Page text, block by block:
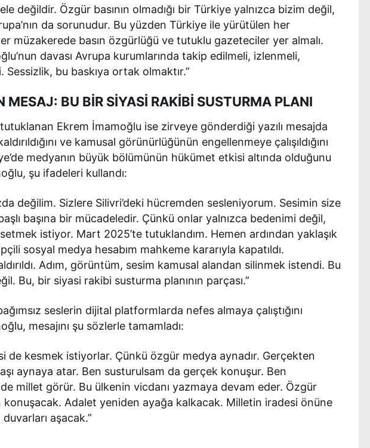
değildir. Özgür basının olmadığı bir Türkiye yalnızca bizim değil,
da sorunudur. Bu yüzden Türkiye ile yürütülen her
müzakerede basın özgürlüğü ve tutuklu gazeteciler yer almalı.
davası Avrupa kurumlarında takip edilmeli, izlenmeli,
Sessizlik, bu baskıya ortak olmaktır.”
MESAJ: BU BİR SİYASİ RAKİBİ SUSTURMA PLANI
Ekrem İmamoğlu ise zirveye gönderdiği yazılı mesajda
ve kamusal görünürlüğünün engellenmeye çalışıldığını
medyanın büyük bölümünün hükümet etkisi altında olduğunu
şu ifadeleri kullandı:
değilim. Sizlere Silivri’deki hücremden sesleniyorum. Sesimin size
başına bir mücadeledir. Çünkü onlar yalnızca bedenimi değil,
istiyor. Mart 2025’te tutuklandım. Hemen ardından yaklaşık
sosyal medya hesabım mahkeme kararıyla kapatıldı.
Adım, görüntüm, sesim kamusal alandan silinmek istendi. Bu
Bu, bir siyasi rakibi susturma planının parçası.”
seslerin dijital platformlarda nefes almaya çalıştığını
mesajını şu sözlerle tamamladı:
de kesmek istiyorlar. Çünkü özgür medya aynadır. Gerçekten
aynaya atar. Ben susturulsam da gerçek konuşur. Ben
millet görür. Bu ülkenin vicdanı yazmaya devam eder. Özgür
konuşacak. Adalet yeniden ayağa kalkacak. Milletin iradesi önüne
aşacak.”